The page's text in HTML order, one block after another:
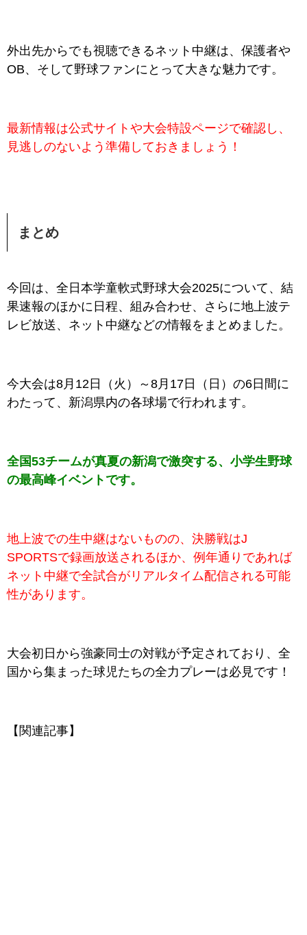
外出先からでも視聴できるネット中継は、保護者や
OB、そして野球ファンにとって大きな魅力です。
最新情報は公式サイトや大会特設ページで確認し、
見逃しのないよう準備しておきましょう！
まとめ
今回は、全日本学童軟式野球大会2025について、結
果速報のほかに日程、組み合わせ、さらに地上波テ
レビ放送、ネット中継などの情報をまとめました。
今大会は8月12日（火）～8月17日（日）の6日間に
わたって、新潟県内の各球場で行われます。
全国53チームが真夏の新潟で激突する、小学生野球
の最高峰イベントです。
地上波での生中継はないものの、決勝戦はJ
SPORTSで録画放送されるほか、例年通りであれば
ネット中継で全試合がリアルタイム配信される可能
性があります。
大会初日から強豪同士の対戦が予定されており、全
国から集まった球児たちの全力プレーは必見です！
【関連記事】